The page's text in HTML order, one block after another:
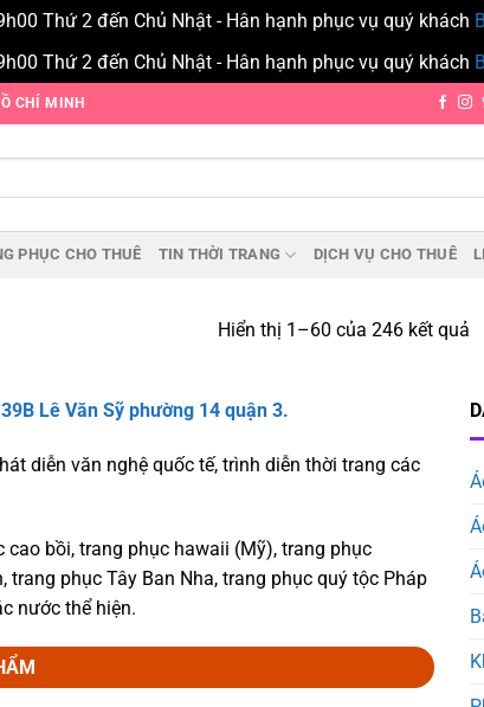
Thứ 2 đến Chủ Nhật - Hân hạnh phục vụ quý khách
Thứ 2 đến Chủ Nhật - Hân hạnh phục vụ quý khách
CHÍ MINH
PHỤC CHO THUÊ TIN THỜI TRANG DỊCH VỤ CHO THUÊ
Hiển thị 1–60 của 246 kết quả
Lê Văn Sỹ phường 14 quận 3.
diễn văn nghệ quốc tế, trình diễn thời trang các
cao bồi, trang phục hawaii (Mỹ), trang phục
phục Tây Ban Nha, trang phục quý tộc Pháp
nước thể hiện.